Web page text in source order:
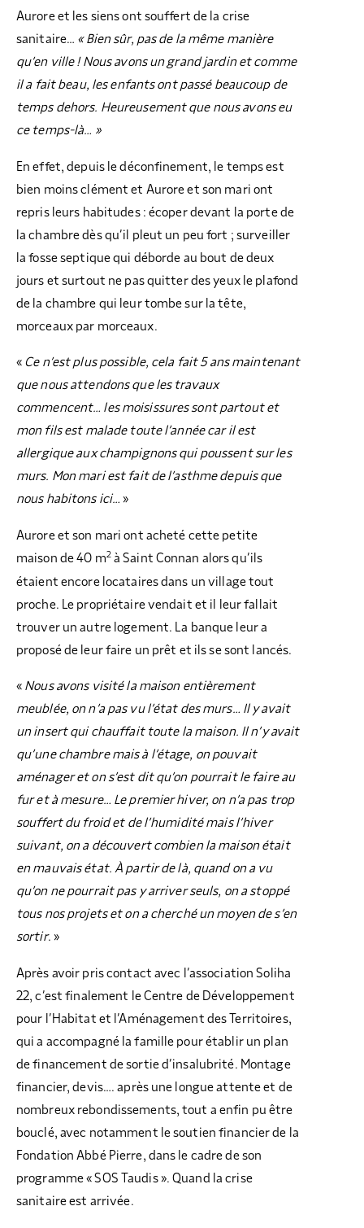
Aurore et les siens ont souffert de la crise
sanitaire… « Bien sûr, pas de la même manière
qu’en ville ! Nous avons un grand jardin et comme
il a fait beau, les enfants ont passé beaucoup de
temps dehors. Heureusement que nous avons eu
ce temps-là… »
En effet, depuis le déconfinement, le temps est
bien moins clément et Aurore et son mari ont
repris leurs habitudes : écoper devant la porte de
la chambre dès qu’il pleut un peu fort ; surveiller
la fosse septique qui déborde au bout de deux
jours et surtout ne pas quitter des yeux le plafond
de la chambre qui leur tombe sur la tête,
morceaux par morceaux.
« Ce n’est plus possible, cela fait 5 ans maintenant
que nous attendons que les travaux
commencent… les moisissures sont partout et
mon fils est malade toute l’année car il est
allergique aux champignons qui poussent sur les
murs. Mon mari est fait de l’asthme depuis que
nous habitons ici… »
Aurore et son mari ont acheté cette petite
maison de 40 m2à Saint Connan alors qu’ils
étaient encore locataires dans un village tout
proche. Le propriétaire vendait et il leur fallait
trouver un autre logement. La banque leur a
proposé de leur faire un prêt et ils se sont lancés.
« Nous avons visité la maison entièrement
meublée, on n’a pas vu l’état des murs… Il y avait
un insert qui chauffait toute la maison. Il n’y avait
qu’une chambre mais à l’étage, on pouvait
aménager et on s’est dit qu’on pourrait le faire au
fur et à mesure… Le premier hiver, on n’a pas trop
souffert du froid et de l’humidité mais l’hiver
suivant, on a découvert combien la maison était
en mauvais état. À partir de là, quand on a vu
qu’on ne pourrait pas y arriver seuls, on a stoppé
tous nos projets et on a cherché un moyen de s’en
sortir. »
Après avoir pris contact avec l’association Soliha
22, c’est finalement le Centre de Développement
pour l’Habitat et l’Aménagement des Territoires,
qui a accompagné la famille pour établir un plan
de financement de sortie d’insalubrité. Montage
financier, devis…. après une longue attente et de
nombreux rebondissements, tout a enfin pu être
bouclé, avec notamment le soutien financier de la
Fondation Abbé Pierre, dans le cadre de son
programme « SOS Taudis ». Quand la crise
sanitaire est arrivée.